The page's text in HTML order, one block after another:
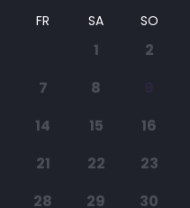
FR SA SO
1
2
7 8
14 15
16
21 22
23
28 29
30